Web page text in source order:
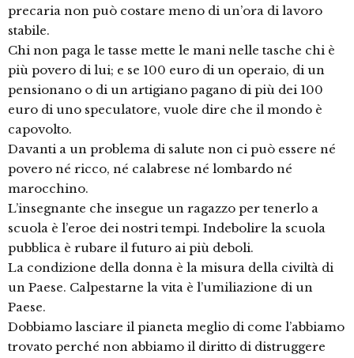
precaria non può costare meno di un’ora di lavoro
stabile.
Chi non paga le tasse mette le mani nelle tasche chi è
più povero di lui; e se 100 euro di un operaio, di un
pensionano o di un artigiano pagano di più dei 100
euro di uno speculatore, vuole dire che il mondo è
capovolto.
Davanti a un problema di salute non ci può essere né
povero né ricco, né calabrese né lombardo né
marocchino.
L’insegnante che insegue un ragazzo per tenerlo a
scuola è l’eroe dei nostri tempi. Indebolire la scuola
pubblica è rubare il futuro ai più deboli.
La condizione della donna è la misura della civiltà di
un Paese. Calpestarne la vita è l’umiliazione di un
Paese.
Dobbiamo lasciare il pianeta meglio di come l’abbiamo
trovato perché non abbiamo il diritto di distruggere